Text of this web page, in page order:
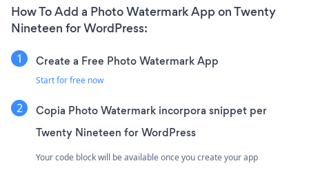
How To Add a Photo Watermark App on Twenty
Nineteen for WordPress:
Create a Free Photo Watermark App
Start for free now
Copia Photo Watermark incorpora snippet per
Twenty Nineteen for WordPress
Your code block will be available once you create your app